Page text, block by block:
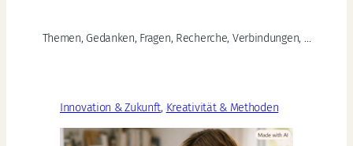
Themen, Gedanken, Fragen, Recherche, Verbindungen, …
Innovation & Zukunft, Kreativität & Methoden